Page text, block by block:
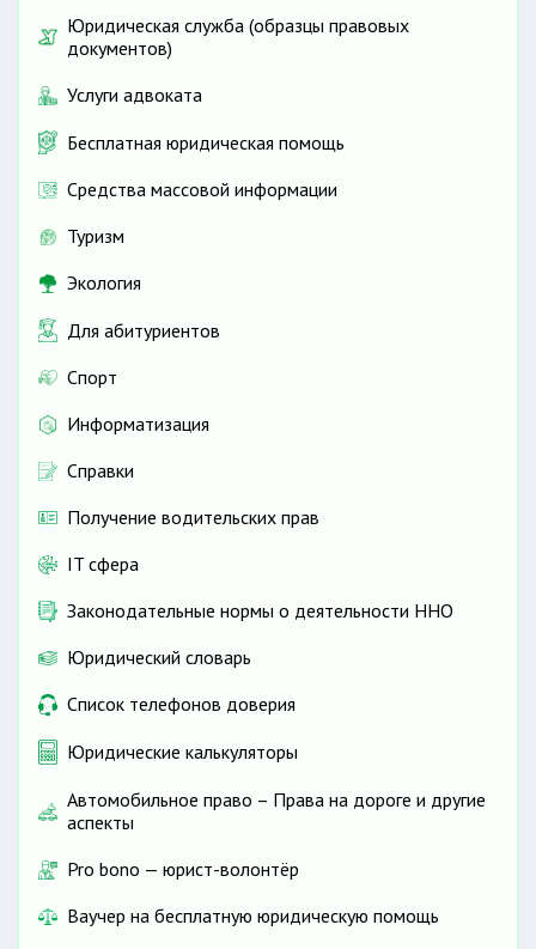
Юридическая служба (образцы правовых
документов)
Услуги адвоката
Бесплатная юридическая помощь
Средства массовой информации
Туризм
Экология
Для абитуриентов
Спорт
Информатизация
Справки
Получение водительских прав
IT сфера
Законодательные нормы о деятельности ННО
Юридический словарь
Список телефонов доверия
Юридические калькуляторы
Автомобильное право – Права на дороге и другие
аспекты
Pro bono — юрист-волонтёр
Ваучер на бесплатную юридическую помощь